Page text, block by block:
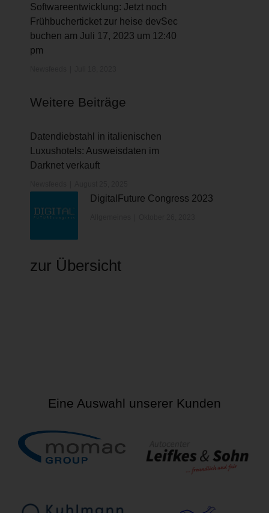
Softwareentwicklung: Jetzt noch
Frühbucherticket zur heise devSec
buchen am Juli 17, 2023 um 12:40
pm
Weitere Beiträge
Datendiebstahl in italienischen
Luxushotels: Ausweisdaten im
Darknet verkauft
DigitalFuture Congress 2023
zur Übersicht
Eine Auswahl unserer Kunden